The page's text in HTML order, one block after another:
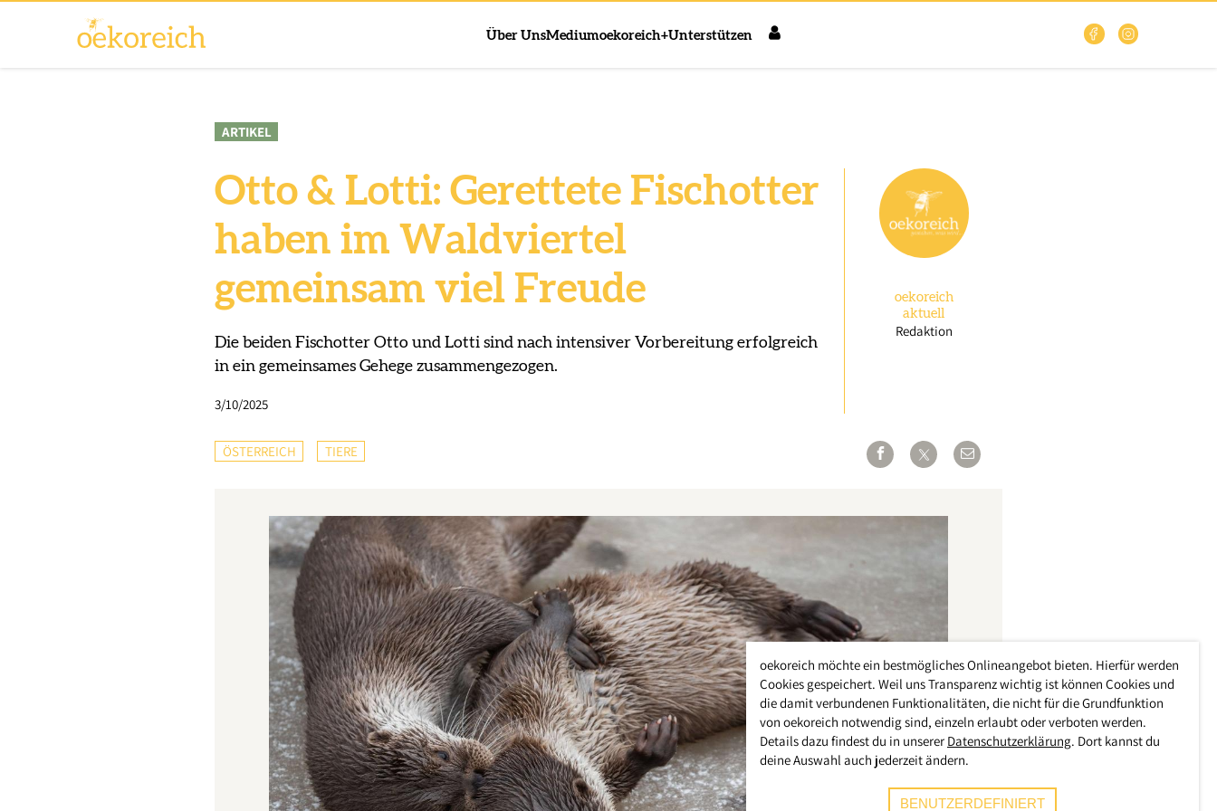
Über UnsMediumoekoreich+Unterstützen
ARTIKEL
Otto & Lotti: Gerettete Fischotter
haben im Waldviertel
gemeinsam viel Freude
Die beiden Fischotter Otto und Lotti sind nach intensiver Vorbereitung erfolgreich
in ein gemeinsames Gehege zusammengezogen.
3/10/2025
oekoreich
aktuell
Redaktion
ÖSTERREICH TIERE
oekoreich möchte ein bestmögliches Onlineangebot bieten. Hierfür werden
Cookies gespeichert. Weil uns Transparenz wichtig ist können Cookies und
die damit verbundenen Funktionalitäten, die nicht für die Grundfunktion
von oekoreich notwendig sind, einzeln erlaubt oder verboten werden.
Details dazu findest du in unserer Datenschutzerklärung. Dort kannst du
deine Auswahl auch jederzeit ändern.
BENUTZERDEFINIERT